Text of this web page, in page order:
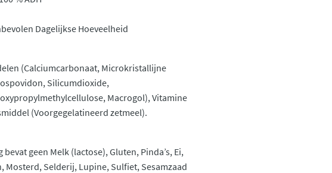
Dagelijkse Hoeveelheid
(Calciumcarbonaat, Microkristallijne
Silicumdioxide,
Macrogol), Vitamine
(Voorgegelatineerd zetmeel).
geen Melk (lactose), Gluten, Pinda’s, Ei,
Mosterd, Selderij, Lupine, Sulfiet, Sesamzaad